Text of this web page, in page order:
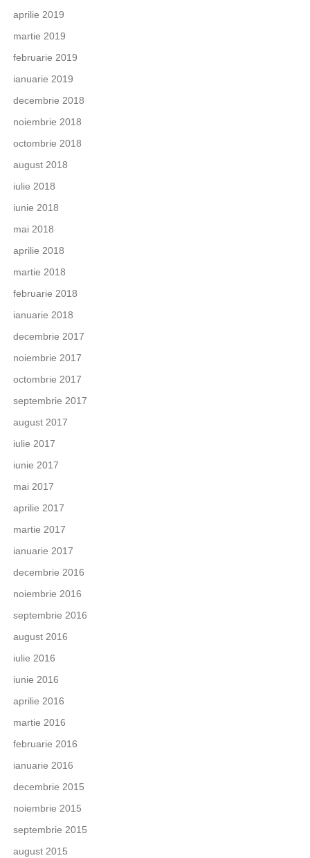
aprilie 2019
martie 2019
februarie 2019
ianuarie 2019
decembrie 2018
noiembrie 2018
octombrie 2018
august 2018
iulie 2018
iunie 2018
mai 2018
aprilie 2018
martie 2018
februarie 2018
ianuarie 2018
decembrie 2017
noiembrie 2017
octombrie 2017
septembrie 2017
august 2017
iulie 2017
iunie 2017
mai 2017
aprilie 2017
martie 2017
ianuarie 2017
decembrie 2016
noiembrie 2016
septembrie 2016
august 2016
iulie 2016
iunie 2016
aprilie 2016
martie 2016
februarie 2016
ianuarie 2016
decembrie 2015
noiembrie 2015
septembrie 2015
august 2015